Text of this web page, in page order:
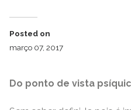
Posted on
março 07, 2017
Do ponto de vista